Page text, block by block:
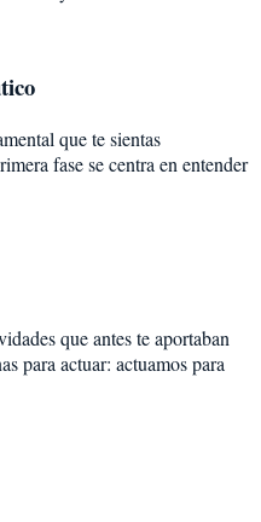
que te sientas
fase se centra en entender
que antes te aportaban
para actuar: actuamos para